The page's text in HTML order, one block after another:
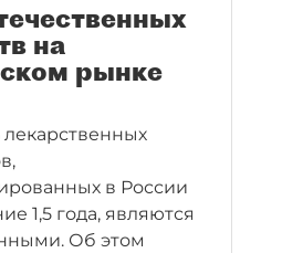
на
рынке
лекарственных
в России
1,5 года, являются
Об этом